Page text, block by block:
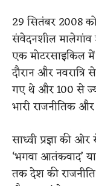
29 सितंबर 2008
संवेदनशील
एक मोटरसाइकिल
दौरान और
गए थे और 100 से
भारी राजनीतिक
साध्वी प्रज्ञा की
‘भगवा आतंकवाद’
तक देश की